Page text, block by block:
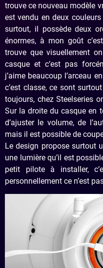
trouve ce nouveau modèle
est vendu en deux
surtout, il possède deux
énormes, à mon goût
trouve que visuellement
casque et c’est pas
j’aime beaucoup l’arceau
c’est classe, ce sont
toujours, chez Steelseries
Sur la droite du casque en
d’ajuster le volume, de
mais il est possible de
Le design propose surtout
une lumière qu’il est
petit pilote à installer,
personnellement ce n’est